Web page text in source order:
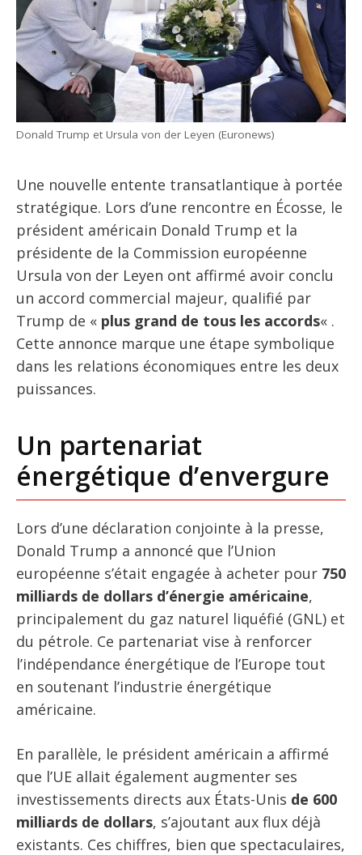
Donald Trump et Ursula von der Leyen (Euronews)
Une nouvelle entente transatlantique à portée
stratégique. Lors d’une rencontre en Écosse, le
président américain Donald Trump et la
présidente de la Commission européenne
Ursula von der Leyen ont affirmé avoir conclu
un accord commercial majeur, qualifié par
Trump de « plus grand de tous les accords« .
Cette annonce marque une étape symbolique
dans les relations économiques entre les deux
puissances.
Un partenariat
énergétique d’envergure
Lors d’une déclaration conjointe à la presse,
Donald Trump a annoncé que l’Union
européenne s’était engagée à acheter pour 750
milliards de dollars d’énergie américaine,
principalement du gaz naturel liquéfié (GNL) et
du pétrole. Ce partenariat vise à renforcer
l’indépendance énergétique de l’Europe tout
en soutenant l’industrie énergétique
américaine.
En parallèle, le président américain a affirmé
que l’UE allait également augmenter ses
investissements directs aux États-Unis de 600
milliards de dollars, s’ajoutant aux flux déjà
existants. Ces chiffres, bien que spectaculaires,